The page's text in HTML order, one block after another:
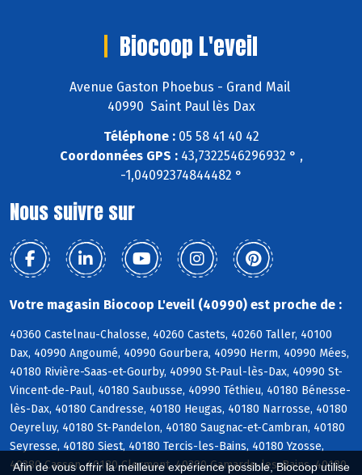
Afin de vous offrir la meilleure expérience possible, Biocoop utilise
Biocoop L'eveil
Avenue Gaston Phoebus - Grand Mail
40990 Saint Paul lès Dax
Téléphone :05 58 41 40 42
Coordonnées GPS :43,7322546296932 ° ,
-1,04092374844482 °
Nous suivre sur
Votre magasin Biocoop L'eveil (40990) est proche de :
40360 Castelnau-Chalosse, 40260 Castets, 40260 Taller, 40100
Dax, 40990 Angoumé, 40990 Gourbera, 40990 Herm, 40990 Mées,
40180 Rivière-Saas-et-Gourby, 40990 St-Paul-lès-Dax, 40990 St-
Vincent-de-Paul, 40180 Saubusse, 40990 Téthieu, 40180 Bénesse-
lès-Dax, 40180 Candresse, 40180 Heugas, 40180 Narrosse, 40180
Oeyreluy, 40180 St-Pandelon, 40180 Saugnac-et-Cambran, 40180
Seyresse, 40180 Siest, 40180 Tercis-les-Bains, 40180 Yzosse,
40380 Cassen, 40180 Clermont, 40380 Gamarde-les-Bains, 40180